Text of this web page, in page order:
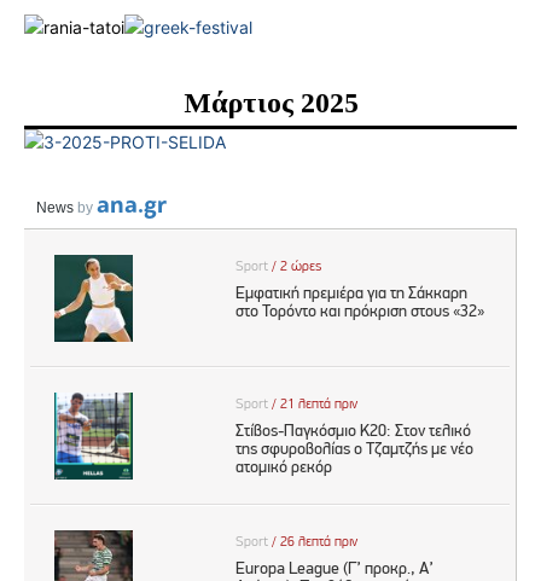
Μάρτιος 2025